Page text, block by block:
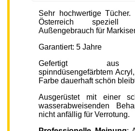
Sehr hochwertige Tücher.
Österreich
Außengebrauch für
Garantiert: 5 Jahre
Gefertigt aus
spinndüsengefärbtem
Farbe dauerhaft schön
Ausgerüstet mit einer
wasserabweisenden
nicht anfällig für Verrotung.